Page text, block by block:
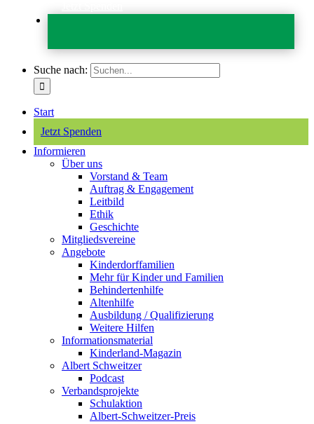
Suche nach:
Start
Jetzt Spenden
Informieren
Über uns
Vorstand & Team
Auftrag & Engagement
Leitbild
Ethik
Geschichte
Mitgliedsvereine
Angebote
Kinderdorffamilien
Mehr für Kinder und Familien
Behindertenhilfe
Altenhilfe
Ausbildung / Qualifizierung
Weitere Hilfen
Informationsmaterial
Kinderland-Magazin
Albert Schweitzer
Podcast
Verbandsprojekte
Schulaktion
Albert-Schweitzer-Preis